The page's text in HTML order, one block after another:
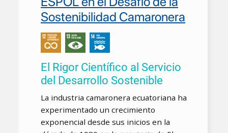
Sostenibilidad Camaronera
El Rigor Científico al Servicio
del Desarrollo Sostenible
La industria camaronera ecuatoriana ha
experimentado un crecimiento
exponencial desde sus inicios en la